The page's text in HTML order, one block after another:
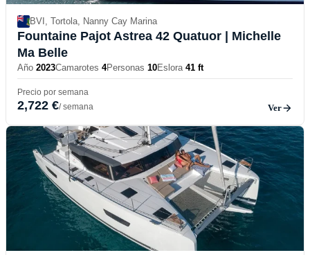
BVI, Tortola, Nanny Cay Marina
Fountaine Pajot Astrea 42 Quatuor | Michelle
Ma Belle
Año 2023Camarotes 4Personas 10Eslora 41 ft
Precio por semana
2,722 €/ semana Ver